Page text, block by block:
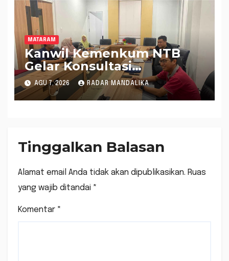
MATARAM
Kanwil Kemenkum NTB
Gelar Konsultasi
Penghitungan Kebutuhan
Formasi JF Perancang
Peraturan Perundang-
AGU 7, 2026 RADAR MANDALIKA
Tinggalkan Balasan
Alamat email Anda tidak akan dipublikasikan. Ruas
yang wajib ditandai *
Komentar *